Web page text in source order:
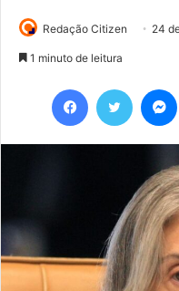
Redação Citizen 24
1 minuto de leitura